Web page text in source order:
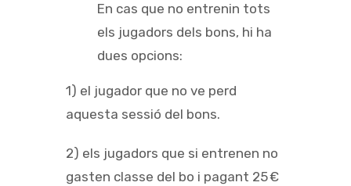
En cas que no entrenin tots
els jugadors dels bons, hi ha
dues opcions:
1) el jugador que no ve perd
aquesta sessió del bons.
2) els jugadors que si entrenen no
gasten classe del bo i pagant 25 €